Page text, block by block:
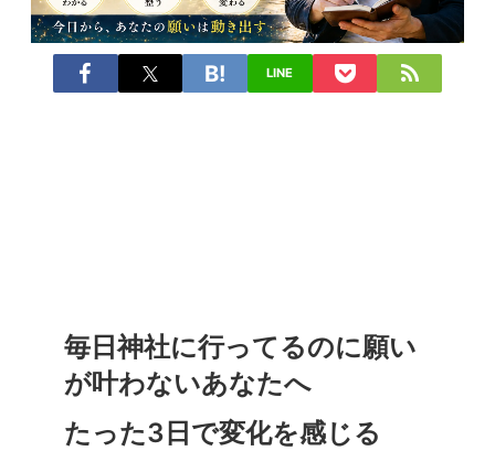
LINE
毎日神社に行ってるのに願い
が叶わないあなたへ
たった3日で変化を感じる